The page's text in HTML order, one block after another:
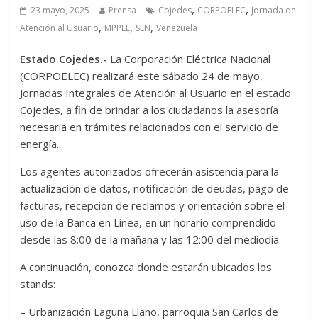
23 mayo, 2025 Prensa Cojedes, CORPOELEC, Jornada de
Atención al Usuario, MPPEE, SEN,Venezuela
Estado Cojedes.- La Corporación Eléctrica Nacional
(CORPOELEC) realizará este sábado 24 de mayo,
Jornadas Integrales de Atención al Usuario en el estado
Cojedes, a fin de brindar a los ciudadanos la asesoría
necesaria en trámites relacionados con el servicio de
energía.
Los agentes autorizados ofrecerán asistencia para la
actualización de datos, notificación de deudas, pago de
facturas, recepción de reclamos y orientación sobre el
uso de la Banca en Línea, en un horario comprendido
desde las 8:00 de la mañana y las 12:00 del mediodía.
A continuación, conozca donde estarán ubicados los
stands:
– Urbanización Laguna Llano, parroquia San Carlos de